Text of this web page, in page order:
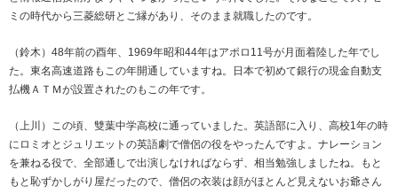
ミの時代から三菱総研とご縁があり、そのまま就職したのです。
（鈴木）48年前の酉年、1969年昭和44年はアポロ11号が月面着陸した年でし
た。東名高速道路もこの年開通していますね。日本で初めて銀行の現金自動支
払機ＡＴＭが設置されたのもこの年です。
（上川）この頃、雙葉中学高校に通っていました。英語部に入り、高校1年の時
にロミオとジュリエットの英語劇で僧侶の役をやったんですよ。ナレーション
を兼ねる役で、全部通しで出演しなければならず、相当勉強しましたね。もと
もと恥ずかしがり屋だったので、僧侶の衣装は顔がほとんど見えないお爺さん